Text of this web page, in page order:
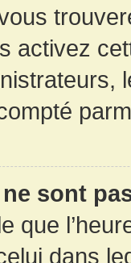
activez
sont
que
dans